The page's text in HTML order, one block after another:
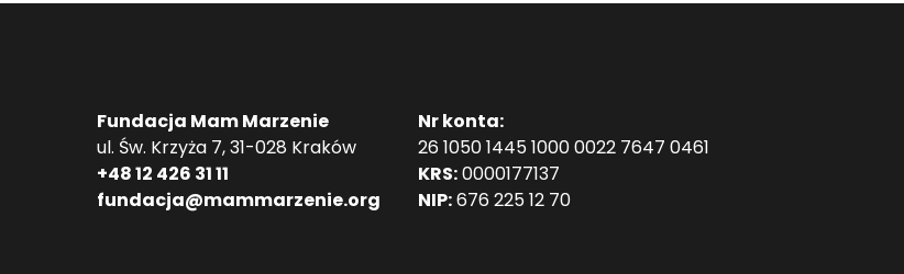
Fundacja Mam Marzenie
ul. Św. Krzyża 7, 31-028 Kraków
+48 12 426 31 11
fundacja@mammarzenie.org
Nr konta:
26 1050 1445 1000 0022 7647 0461
KRS:0000177137
NIP:676 225 12 70